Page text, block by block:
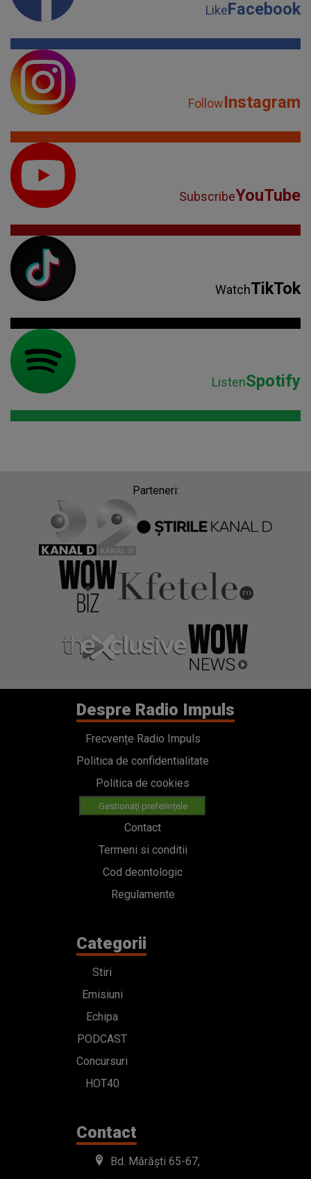
LikeFacebook
FollowInstagram
SubscribeYouTube
WatchTikTok
ListenSpotify
Parteneri:
Despre Radio Impuls
Frecvențe Radio Impuls
Politica de confidentialitate
Politica de cookies
Gestionați preferințele
Contact
Termeni si conditii
Cod deontologic
Regulamente
Categorii
Stiri
Emisiuni
Echipa
PODCAST
Concursuri
HOT40
Contact
Bd. Mărăști 65-67,